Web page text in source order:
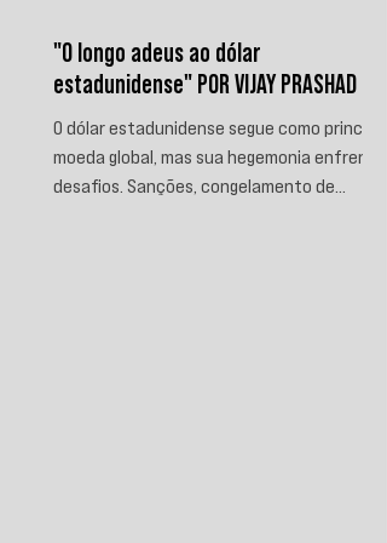
"O longo adeus ao dólar
estadunidense" POR VIJAY PRASHAD
O dólar estadunidense segue como principal
moeda global, mas sua hegemonia enfrenta
desafios. Sanções, congelamento de